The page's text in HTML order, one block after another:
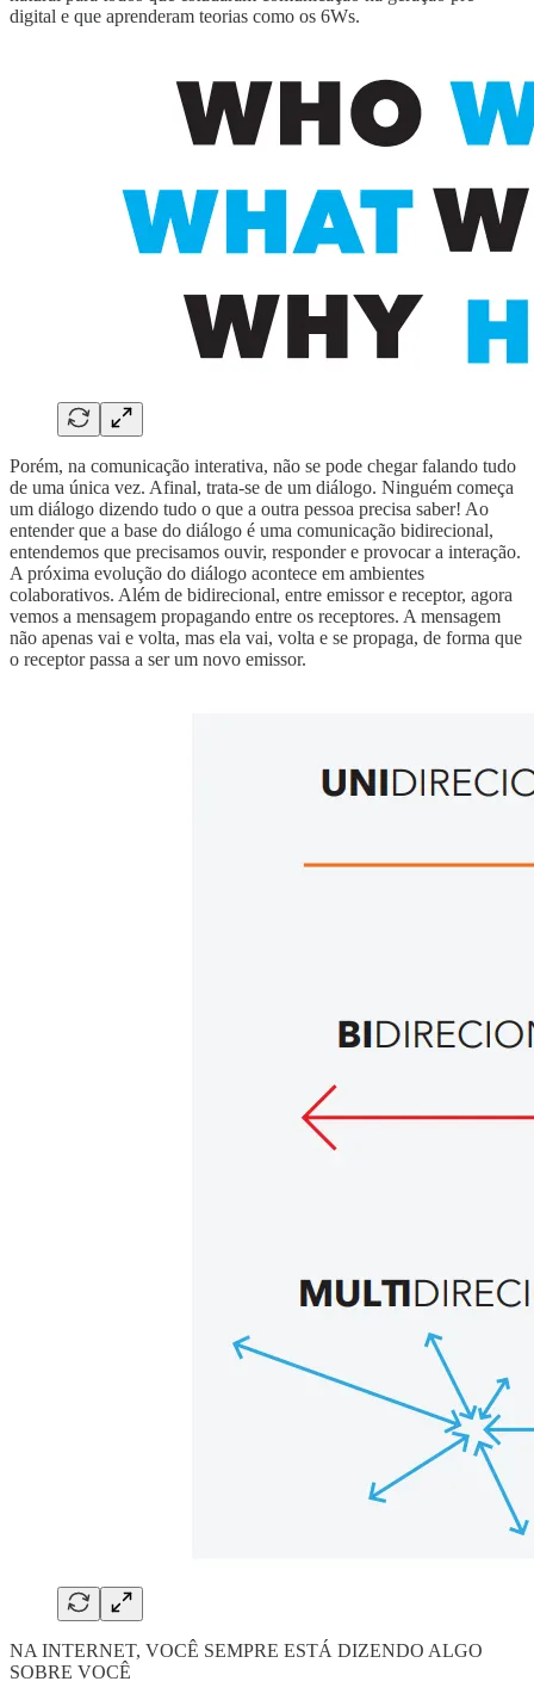
digital e que aprenderam teorias como os 6Ws.
Porém, na comunicação interativa, não se pode chegar falando tudo
de uma única vez. Afinal, trata-se de um diálogo. Ninguém começa
um diálogo dizendo tudo o que a outra pessoa precisa saber! Ao
entender que a base do diálogo é uma comunicação bidirecional,
entendemos que precisamos ouvir, responder e provocar a interação.
A próxima evolução do diálogo acontece em ambientes
colaborativos. Além de bidirecional, entre emissor e receptor, agora
vemos a mensagem propagando entre os receptores. A mensagem
não apenas vai e volta, mas ela vai, volta e se propaga, de forma que
o receptor passa a ser um novo emissor.
NA INTERNET, VOCÊ SEMPRE ESTÁ DIZENDO ALGO
SOBRE VOCÊ